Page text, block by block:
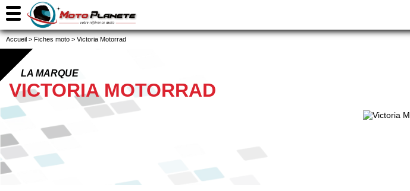
Accueil > Fiches moto > Victoria Motorrad
LA MARQUE
VICTORIA MOTORRAD